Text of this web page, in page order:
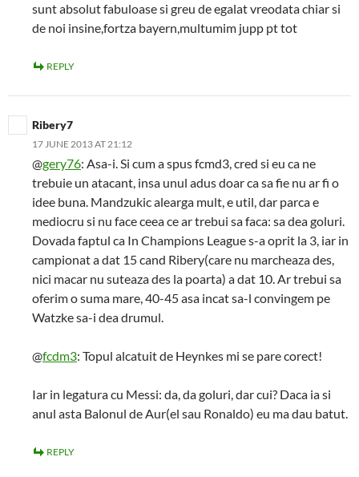
sunt absolut fabuloase si greu de egalat vreodata chiar si
de noi insine,fortza bayern,multumim jupp pt tot
REPLY
Ribery7
17 JUNE 2013 AT 21:12
@gery76: Asa-i. Si cum a spus fcmd3, cred si eu ca ne
trebuie un atacant, insa unul adus doar ca sa fie nu ar fi o
idee buna. Mandzukic alearga mult, e util, dar parca e
mediocru si nu face ceea ce ar trebui sa faca: sa dea goluri.
Dovada faptul ca In Champions League s-a oprit la 3, iar in
campionat a dat 15 cand Ribery(care nu marcheaza des,
nici macar nu suteaza des la poarta) a dat 10. Ar trebui sa
oferim o suma mare, 40-45 asa incat sa-l convingem pe
Watzke sa-i dea drumul.
@fcdm3: Topul alcatuit de Heynkes mi se pare corect!
Iar in legatura cu Messi: da, da goluri, dar cui? Daca ia si
anul asta Balonul de Aur(el sau Ronaldo) eu ma dau batut.
REPLY